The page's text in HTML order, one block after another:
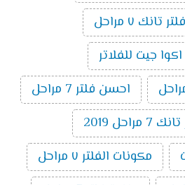
٧ مراحل
جيت للفلاتر
احسن فلتر 7 مراحل
2019
مكونات الفلتر ٧ مراحل